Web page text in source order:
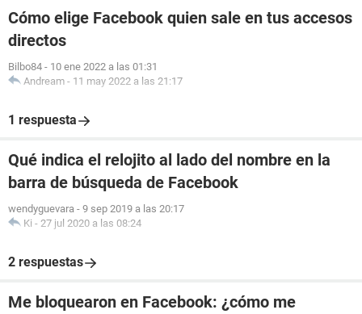
Cómo elige Facebook quien sale en tus accesos
directos
Bilbo84 - 10 ene 2022 a las 01:31
Andream - 11 may 2022 a las 21:17
1 respuesta
Qué indica el relojito al lado del nombre en la
barra de búsqueda de Facebook
wendyguevara - 9 sep 2019 a las 20:17
Ki - 27 jul 2020 a las 08:24
2 respuestas
Me bloquearon en Facebook: ¿cómo me